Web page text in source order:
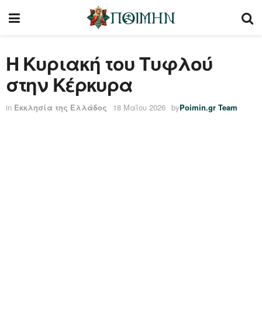
Η Κυριακή του Τυφλού
στην Κέρκυρα
in Εκκλησία της Ελλάδος 18 Μαΐου 2026 byPoimin.gr Team